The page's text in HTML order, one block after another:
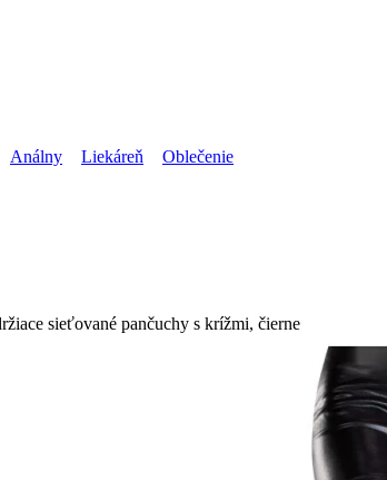
Análny Liekáreň
Oblečenie
sieťované pančuchy s krížmi, čierne